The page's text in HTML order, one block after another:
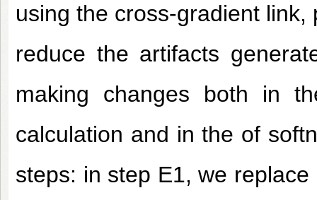
using the cross-gradient
reduce the artifacts
making changes both in
calculation and in the of
steps: in step E1, we